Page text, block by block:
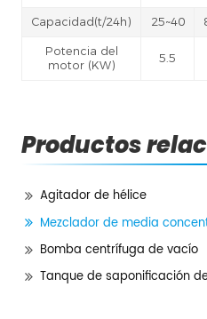
Capacidad(t/24h) 25~40
Potencia del
motor (KW)
5.5
Productos
Agitador de hélice
Mezclador de media
Bomba centrífuga de vacío
Tanque de saponificación